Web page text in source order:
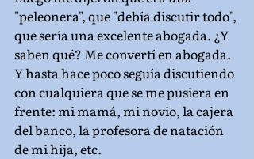
"peleonera", que "debía discutir todo",
que sería una excelente abogada. ¿Y
saben qué? Me convertí en abogada.
Y hasta hace poco seguía discutiendo
con cualquiera que se me pusiera en
frente: mi mamá, mi novio, la cajera
del banco, la profesora de natación
de mi hija, etc.